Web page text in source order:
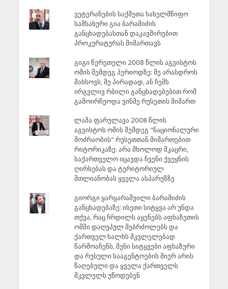
ვეტერანების საქმეთა სახელმწიფო
სამსახური გია ბარამიძის
განცხადებასთან დაკავშირებით
პროკურატურას მიმართავს
გიგი წერეთელი 2008 წლის აგვისტოს
ომის შემდეგ პერიოდზე: მე არასდროს
მახსოვს, მე პირადად, ან ჩემს
ირგვლივ რბილი განცხადებებით რომ
გამოირჩეოდა ვინმე რუსეთის მიმართ
ლაშა ფარულავა 2008 წლის
აგვისტოს ომის შემდეგ "ნაციონალური
მოძრაობის" რუსეთთან მიმართებით
რიტორიკაზე: არა მხოლოდ მკაცრი,
საქართველო იცავდა ჩვენი ქვეყნის
ღირსებას და ტერიტორიულ
მთლიანობას ყველა ასპარეზზე
გიორგი ყარყარაშვილი ბარამიძის
განცხადებაზე: ისეთი სიტყვა არ უნდა
თქვა, რაც ჩრდილს აყენებს აფხაზეთის
ომში დაღუპულ მებრძოლებს და
ქართველ ხალხს მკვლელებად
წარმოაჩენს, შენი სიტყვები აფხაზური
და რუსული სააგენტოების მიერ არის
წაღებული და ყველა ქართველს
მკვლელს უწოდებენ